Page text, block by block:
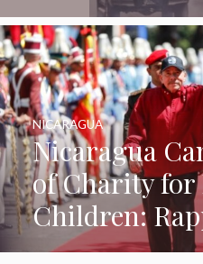
Nicaragua
of Charity for
Children:
NICARAGUA